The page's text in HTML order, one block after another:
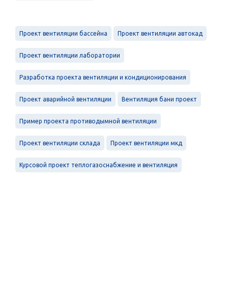
Проект вентиляции бассейна Проект вентиляции автокад
Проект вентиляции лаборатории
Разработка проекта вентиляции и кондиционирования
Проект аварийной вентиляции Вентиляция бани проект
Пример проекта противодымной вентиляции
Проект вентиляции склада Проект вентиляции мкд
Курсовой проект теплогазоснабжение и вентиляция